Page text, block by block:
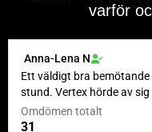
varför